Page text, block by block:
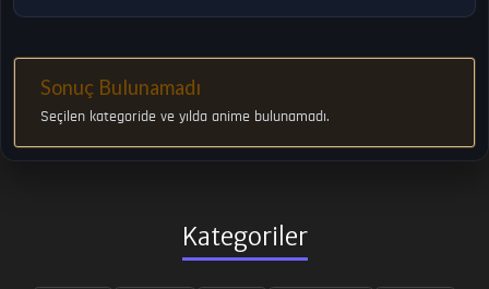
Sonuç Bulunamadı
Seçilen kategoride ve yılda anime bulunamadı.
Kategoriler